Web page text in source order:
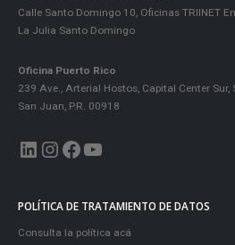
Calle Santo Domingo 10, Oficinas TRIINET
La Julia Santo Domingo
Oficina Puerto Rico
239 Ave., Arterial Hostos, Capital Center Sur,
San Juan, P.R. 00918
LinkedIn InstagramFacebook YouTube
POLÍTICA DE TRATAMIENTO DE DATOS
Consulta la política acá